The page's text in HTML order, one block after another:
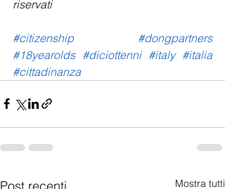
riservati
#citizenship
#dongpartners
#18yearolds #diciottenni #italy #italia
#cittadinanza
Post recenti Mostra tutti